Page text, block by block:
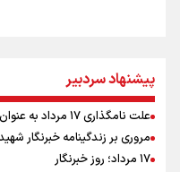
موسی جنپو، بازیکن فصل
بازدید وزیر ورزش ایران از
افزایش تعداد قربانیان
ورزشکاران سنگنوردی
یمن، ایستاده در برابر تحریم و
خوشرنگ‌ترین مدال‌ها به ایران
پیشنهاد سردبیر
علت نامگذاری ۱۷ مرداد به عنوان روز خبرنگار چیست؟
مروری بر زندگینامه خبرنگار
۱۷ مرداد؛ روز خبرنگار